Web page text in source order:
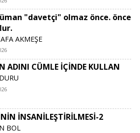
"davetçi" olmaz önce. önce
AKMEŞE
ADINI CÜMLE İÇİNDE KULLAN
İNSANİLEŞTİRİLMESİ-2
BOL